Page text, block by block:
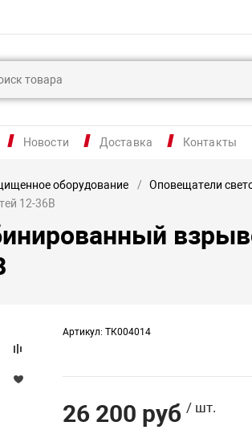
Новости Доставка Контакты
оборудование Оповещатели
12-36В
Артикул: ТК004014
26 200 руб / шт.